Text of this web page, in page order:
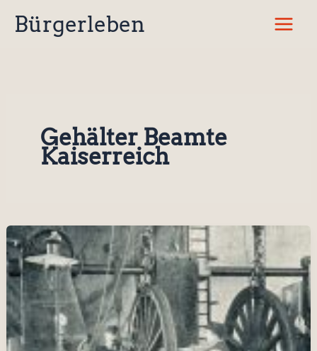
InhaltBürgerleben
Gehälter Beamte
Kaiserreich